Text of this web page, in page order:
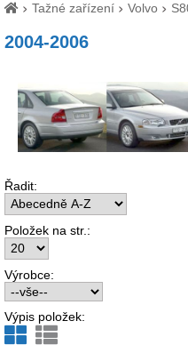
Tažné zařízení Volvo
2004-2006
Řadit:
Položek na str.:
Výrobce:
Výpis položek: